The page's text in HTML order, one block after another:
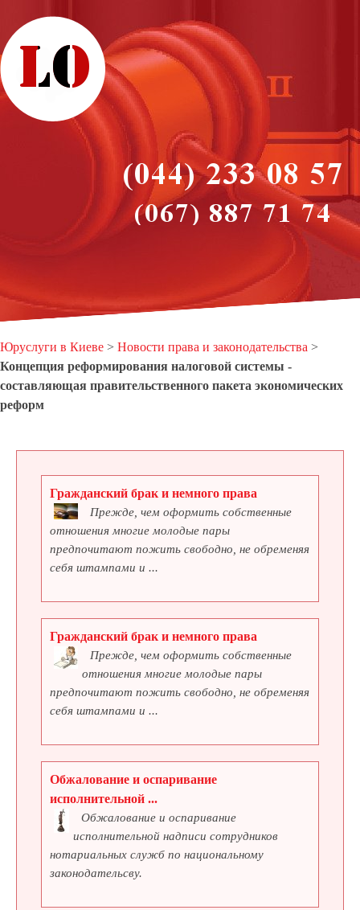
Юруслуги в Киеве > Новости права и законодательства >
Концепция реформирования налоговой системы -
составляющая правительственного пакета экономических
реформ
Гражданский брак и немного права
Прежде, чем оформить собственные
отношения многие молодые пары
предпочитают пожить свободно, не обременяя
себя штампами и ...
Гражданский брак и немного права
Прежде, чем оформить собственные
отношения многие молодые пары
предпочитают пожить свободно, не обременяя
себя штампами и ...
Обжалование и оспаривание
исполнительной ...
Обжалование и оспаривание
исполнительной надписи сотрудников
нотариальных служб по национальному
законодательсву.